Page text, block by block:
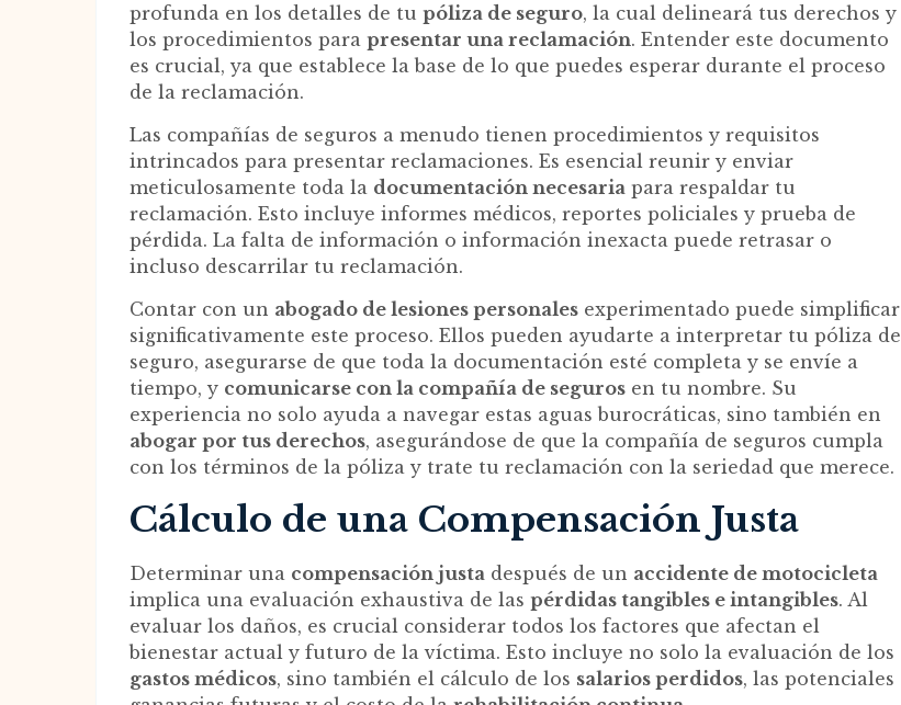
profunda en los detalles de tu póliza de seguro, la cual delineará tus derechos y
los procedimientos para presentar una reclamación. Entender este documento
es crucial, ya que establece la base de lo que puedes esperar durante el proceso
de la reclamación.
Las compañías de seguros a menudo tienen procedimientos y requisitos
intrincados para presentar reclamaciones. Es esencial reunir y enviar
meticulosamente toda la documentación necesaria para respaldar tu
reclamación. Esto incluye informes médicos, reportes policiales y prueba de
pérdida. La falta de información o información inexacta puede retrasar o
incluso descarrilar tu reclamación.
Contar con un abogado de lesiones personales experimentado puede simplificar
significativamente este proceso. Ellos pueden ayudarte a interpretar tu póliza de
seguro, asegurarse de que toda la documentación esté completa y se envíe a
tiempo, y comunicarse con la compañía de seguros en tu nombre. Su
experiencia no solo ayuda a navegar estas aguas burocráticas, sino también en
abogar por tus derechos, asegurándose de que la compañía de seguros cumpla
con los términos de la póliza y trate tu reclamación con la seriedad que merece.
Cálculo de una Compensación Justa
Determinar una compensación justa después de un accidente de motocicleta
implica una evaluación exhaustiva de las pérdidas tangibles e intangibles. Al
evaluar los daños, es crucial considerar todos los factores que afectan el
bienestar actual y futuro de la víctima. Esto incluye no solo la evaluación de los
gastos médicos, sino también el cálculo de los salarios perdidos, las potenciales